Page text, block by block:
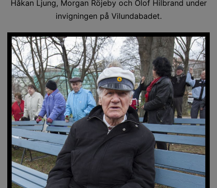
Håkan Ljung, Morgan Röjeby och Olof Hilbrand under
invigningen på Vilundabadet.